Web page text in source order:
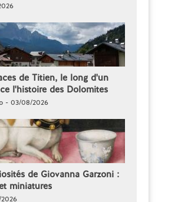
de Titien, le long d'un
l'histoire des Dolomites
- 03/08/2026
de Giovanna Garzoni :
miniatures